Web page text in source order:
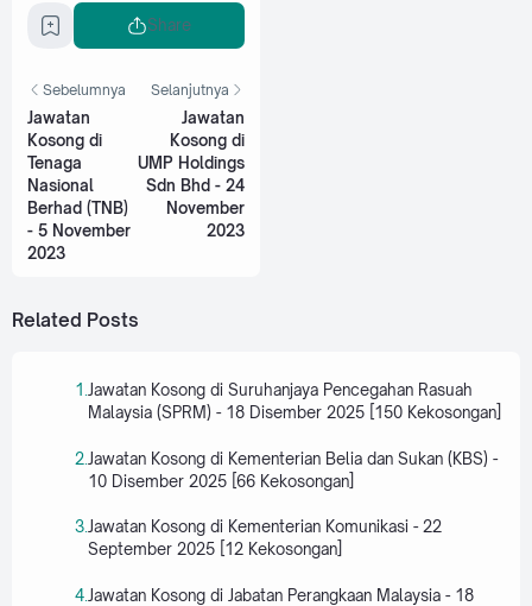
Share
Sebelumnya
Jawatan
Kosong di
Tenaga
Nasional
Berhad (TNB)
- 5 November
2023
Selanjutnya
Jawatan
Kosong di
UMP Holdings
Sdn Bhd - 24
November
2023
Related Posts
Jawatan Kosong di Suruhanjaya Pencegahan Rasuah
Malaysia (SPRM) - 18 Disember 2025 [150 Kekosongan]
Jawatan Kosong di Kementerian Belia dan Sukan (KBS) -
10 Disember 2025 [66 Kekosongan]
Jawatan Kosong di Kementerian Komunikasi - 22
September 2025 [12 Kekosongan]
Jawatan Kosong di Jabatan Perangkaan Malaysia - 18